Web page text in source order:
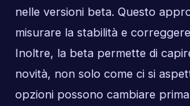
nelle versioni beta. Questo
misurare la stabilità e
Inoltre, la beta permette di
novità, non solo come ci si
opzioni possono cambiare